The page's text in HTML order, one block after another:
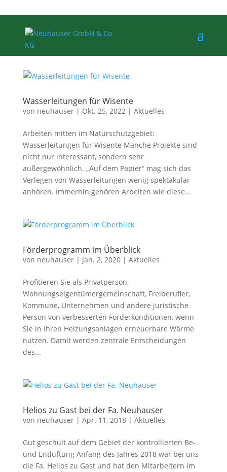
Wasserleitungen für Wisente
von neuhauser| Okt. 25, 2022| Aktuelles
Arbeiten mitten im Naturschutzgebiet:
Wasserleitungen für Wisente Manche Projekte sind
nicht nur interessant, sondern sehr
außergewöhnlich. „Auf dem Papier“ mag sich das
Verlegen von Wasserleitungen wenig spektakulär
anhören. Immerhin gehören Arbeiten wie diese...
Förderprogramm im Überblick
von neuhauser| Jan. 2, 2020| Aktuelles
Profitieren Sie als Privatperson,
Wohnungseigentümergemeinschaft, Freiberufler,
Kommune, Unternehmen und andere juristische
Person von verbesserten Förderkonditionen, wenn
Sie in Ihren Heizungsanlagen erneuerbare Wärme
nutzen. Damit werden zentrale Entscheidungen
des...
Helios zu Gast bei der Fa. Neuhauser
von neuhauser| Apr. 11, 2018| Aktuelles
Gut geschult auf dem Gebiet der kontrollierten Be-
und Entlüftung Anfang des Jahres 2018 war bei uns
die Fa. Helios zu Gast und hat den Mitarbeitern im